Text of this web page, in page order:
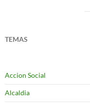
TEMAS
Accion Social
Alcaldia